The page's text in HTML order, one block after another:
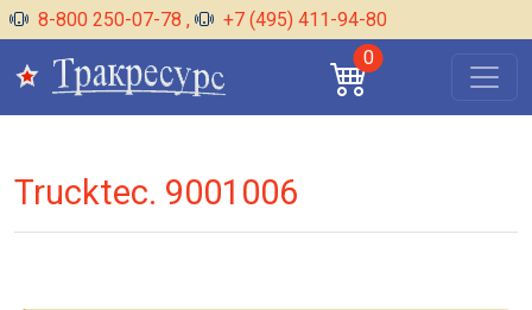
8-800 250-07-78 ,
+7 (495) 411-94-80
0
Trucktec. 9001006